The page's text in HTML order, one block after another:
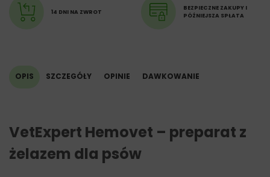
14 DNI NA ZWROT
BEZPIECZNE ZAKUPY I
PÓŹNIEJSZA SPŁATA
OPIS SZCZEGÓŁY OPINIE DAWKOWANIE
VetExpert Hemovet – preparat z
żelazem dla psów